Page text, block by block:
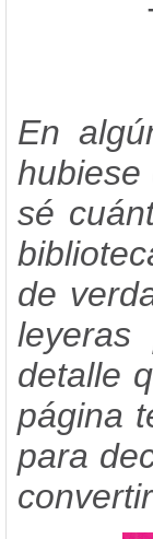
En
hubiese
sé
de
leyeras
detalle
página
para